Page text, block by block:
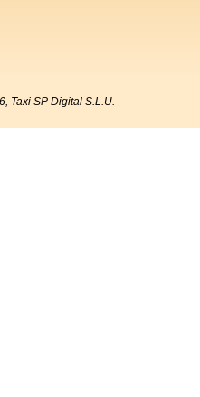
Taxi SP Digital S.L.U.